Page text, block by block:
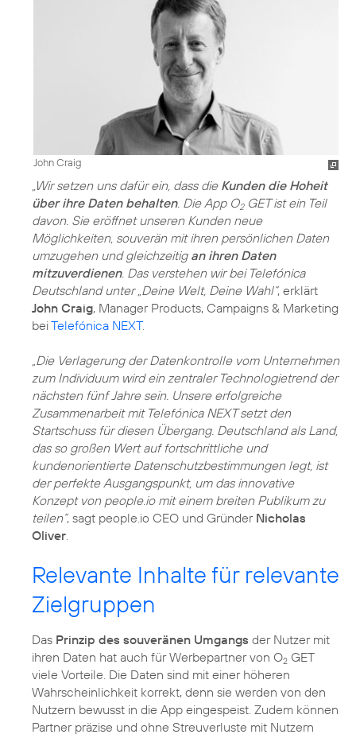
John Craig
„Wir setzen uns dafür ein, dass die Kunden die Hoheit
über ihre Daten behalten. Die App O2GET ist ein Teil
davon. Sie eröffnet unseren Kunden neue
Möglichkeiten, souverän mit ihren persönlichen Daten
umzugehen und gleichzeitig an ihren Daten
mitzuverdienen. Das verstehen wir bei Telefónica
Deutschland unter „Deine Welt, Deine Wahl“, erklärt
John Craig, Manager Products, Campaigns & Marketing
beiTelefónica NEXT.
„Die Verlagerung der Datenkontrolle vom Unternehmen
zum Individuum wird ein zentraler Technologietrend der
nächsten fünf Jahre sein. Unsere erfolgreiche
Zusammenarbeit mit Telefónica NEXT setzt den
Startschuss für diesen Übergang. Deutschland als Land,
das so großen Wert auf fortschrittliche und
kundenorientierte Datenschutzbestimmungen legt, ist
der perfekte Ausgangspunkt, um das innovative
Konzept von people.io mit einem breiten Publikum zu
teilen“, sagt people.io CEO und Gründer Nicholas
Oliver.
Relevante Inhalte für relevante
Zielgruppen
Das Prinzip des souveränen Umgangs der Nutzer mit
ihren Daten hat auch für Werbepartner von O2 GET
viele Vorteile. Die Daten sind mit einer höheren
Wahrscheinlichkeit korrekt, denn sie werden von den
Nutzern bewusst in die App eingespeist. Zudem können
Partner präzise und ohne Streuverluste mit Nutzern